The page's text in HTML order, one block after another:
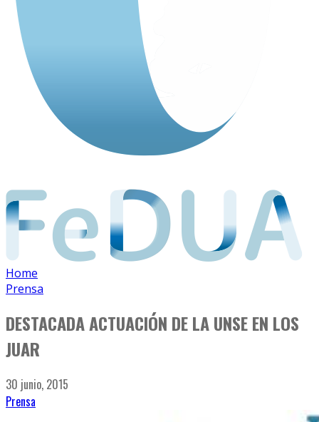
Home
Prensa
DESTACADA ACTUACIÓN DE LA UNSE EN LOS
JUAR
30 junio, 2015
Prensa